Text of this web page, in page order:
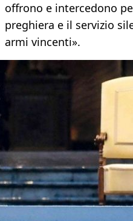
offrono e intercedono
preghiera e il servizio
armi vincenti».